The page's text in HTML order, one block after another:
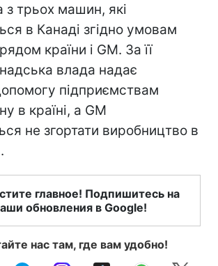
з трьох машин, які
в Канаді згідно умовам
країни і GM. За її
влада надає
підприємствам
в країні, а GM
не згортати виробництво в
главное! Подпишитесь на
обновления в Google!
нас там, где вам удобно!